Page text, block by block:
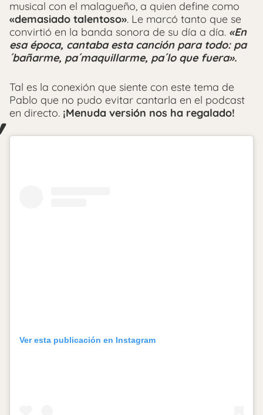
musical con el malagueño, a quien define como
«demasiado talentoso». Le marcó tanto que se
convirtió en la banda sonora de su día a día. «En
esa época, cantaba esta canción para todo: pa
´bañarme, pa´maquillarme, pa´lo que fuera».
Tal es la conexión que siente con este tema de
Pablo que no pudo evitar cantarla en el podcast
en directo. ¡Menuda versión nos ha regalado!
Ver esta publicación en Instagram